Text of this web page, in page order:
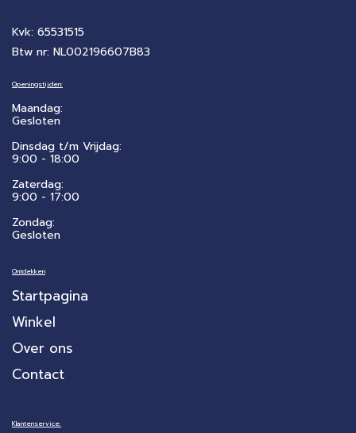
Kvk: 65531515
Btw nr: NL002196607B83
Openingstijden:
Maandag:
Gesloten
Dinsdag t/m Vrijdag:
9:00 - 18:00
Zaterdag:
​9:00 - 17:00
Zondag:
Gesloten
Ontdekken
Startpagina
Winkel
Over ons
Contact
Klantenservice: